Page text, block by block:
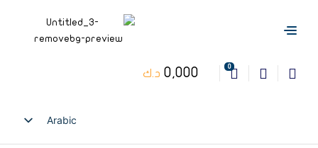
0
0,000 د.ك
Arabic
English